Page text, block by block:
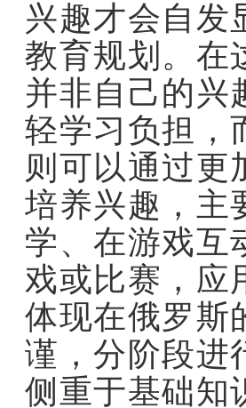
兴趣才会自发
教育规划。在
并非自己的兴
轻学习负担，
则可以通过更
培养兴趣，主
学、在游戏互
戏或比赛，应
体现在俄罗斯
谨，分阶段进
侧重于基础知